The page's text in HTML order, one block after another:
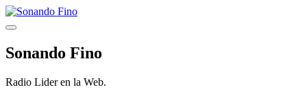
Saltar
al
Menú
Sonando Fino
Radio Lider en la Web.